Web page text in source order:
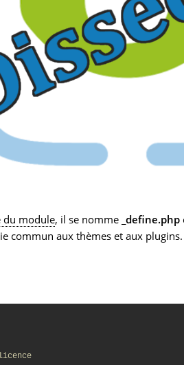
du module, il se nomme _define.php
commun aux thèmes et aux plugins.